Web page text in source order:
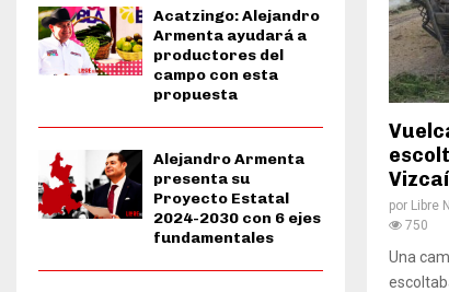
por Libre
750
Una
Acatzingo: Alejandro
Armenta ayudará a
productores del
campo con esta
propuesta
Alejandro Armenta
presenta su
Proyecto Estatal
2024-2030 con 6 ejes
fundamentales